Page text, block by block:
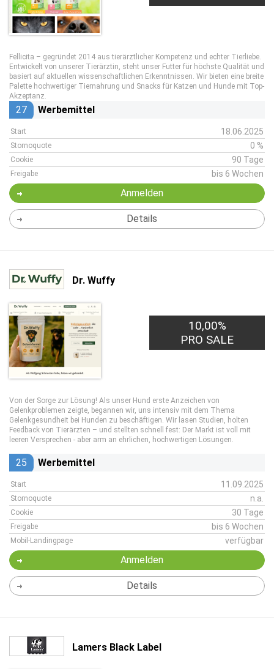
Fellicita – gegründet 2014 aus tierärztlicher Kompetenz und echter Tierliebe.
Entwickelt von unserer Tierärztin, steht unser Futter für höchste Qualität und
basiert auf aktuellen wissenschaftlichen Erkenntnissen. Wir bieten eine breite
Palette hochwertiger Tiernahrung und Snacks für Katzen und Hunde mit Top-
Akzeptanz.
27 Werbemittel
Start 18.06.2025
Stornoquote 0 %
Cookie 90 Tage
Freigabe bis 6 Wochen
Anmelden
Details
Dr. Wuffy
10,00%
PRO SALE
Von der Sorge zur Lösung! Als unser Hund erste Anzeichen von
Gelenkproblemen zeigte, begannen wir, uns intensiv mit dem Thema
Gelenkgesundheit bei Hunden zu beschäftigen. Wir lasen Studien, holten
Feedback von Tierärzten – und stellten schnell fest: Der Markt ist voll mit
leeren Versprechen - aber arm an ehrlichen, hochwertigen Lösungen.
25 Werbemittel
Start 11.09.2025
Stornoquote n.a.
Cookie 30 Tage
Freigabe bis 6 Wochen
Mobil-Landingpage verfügbar
Anmelden
Details
Lamers Black Label